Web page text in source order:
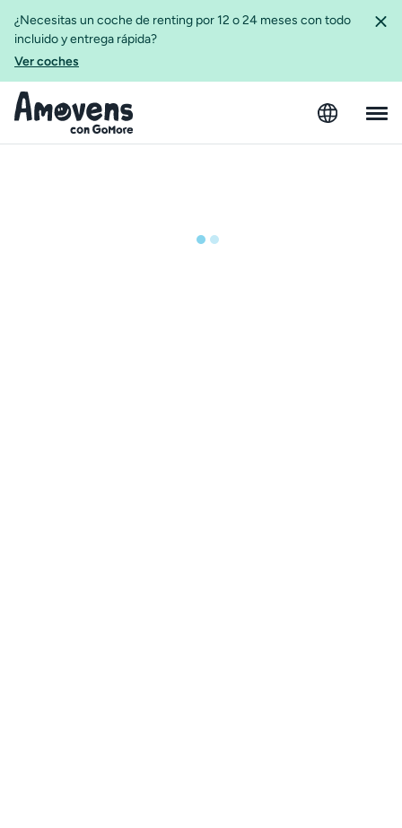
¿Necesitas un coche de renting por 12 o 24 meses con todo
incluido y entrega rápida?
Ver coches